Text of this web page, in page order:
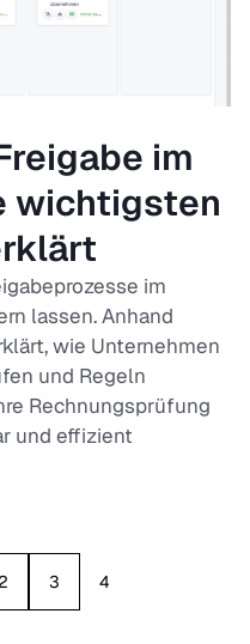
im
wichtigsten
im
lassen. Anhand
wie Unternehmen
und Regeln
Rechnungsprüfung
und effizient
3 4